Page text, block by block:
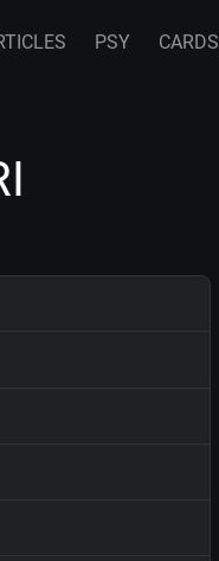
PSY CARDS